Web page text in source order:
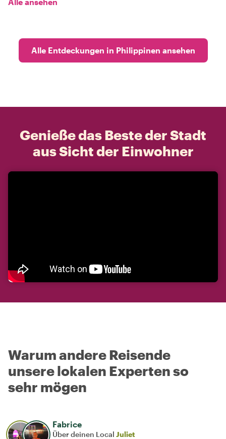
Alle Entdeckungen in Philippinen ansehen
Genieße das Beste der Stadt
aus Sicht der Einwohner
Warum andere Reisende
unsere lokalen Experten so
sehr mögen
Fabrice
Über deinen Local Juliet